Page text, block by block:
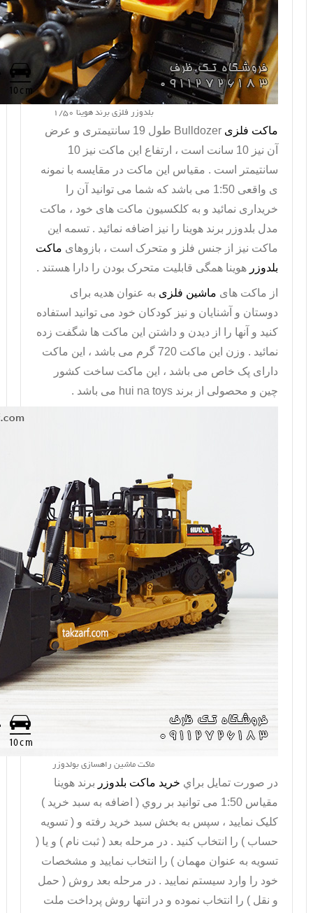
بلدوزر فلزی برند هوینا 1/50
ماکت فلزی Bulldozer
طول 19 سانتیمتری و عرض
آن نیز 10 سانت است ، ارتفاع این ماکت نیز 10
سانتیمتر است . مقیاس این ماکت در مقایسه با نمونه
ی واقعی 1:50 می باشد که شما می توانید آن را
خریداری نمائید و به کلکسیون ماکت های خود ، ماکت
مدل بلدوزر برند هوینا را نیز اضافه نمائید . تسمه این
ماکت نیز از جنس فلز و متحرک است ، بازوهای ماکت
بلدوزر هوینا همگی قابلیت متحرک بودن را دارا هستند .
از ماکت های ماشین فلزی به عنوان هدیه برای
دوستان و آشنایان و نیز کودکان خود می توانید استفاده
کنید و آنها را از دیدن و داشتن این ماکت ها شگفت زده
نمائید . وزن این ماکت 720 گرم می باشد ، این
ماکت
دارای پک خاص می باشد ، این ماکت ساخت کشور
چین و محصولی از برند hui na toys می باشد .
ماکت ماشین راهسازی بولدوزر
در صورت تمايل براي خريد ماکت بلدوزر برند هوینا
مقیاس 1:50 می توانيد بر روي ( اضافه به سبد خريد )
کليک نماييد ، سپس به بخش سبد خريد رفته و ( تسويه
حساب ) را انتخاب کنيد . در مرحله بعد ( ثبت نام ) و يا (
تسويه به عنوان مهمان ) را انتخاب نماييد و مشخصات
خود را وارد سيستم نماييد . در مرحله بعد روش ( حمل
و نقل ) را انتخاب نموده و در انتها روش پرداخت ملت